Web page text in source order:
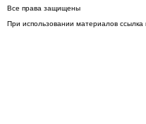
Все права защищены
При использовании материалов ссылка